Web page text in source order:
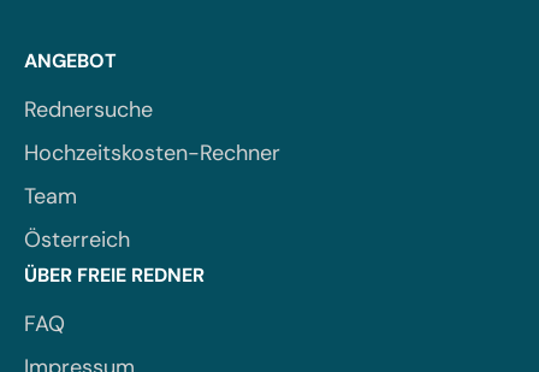
ANGEBOT
Rednersuche
Hochzeitskosten-Rechner
Team
Österreich
ÜBER FREIE REDNER
FAQ